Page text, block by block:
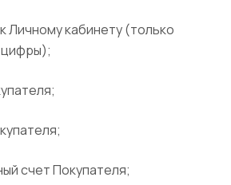
кабинету (только
цифры);
Покупателя;